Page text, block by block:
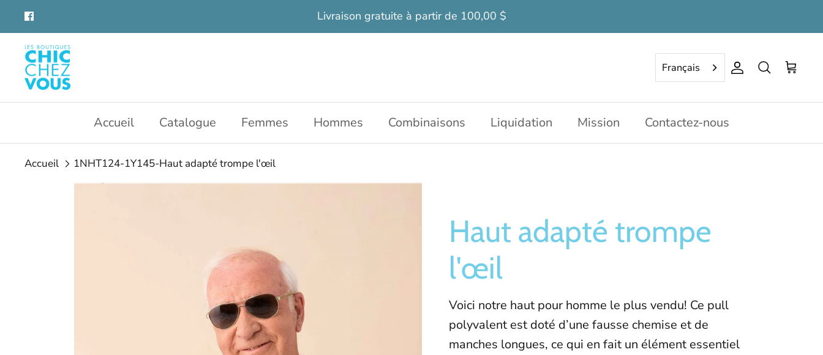
Aller
contenu
Livraison gratuite à partir de 100,00 $
Français Compte
Rechercher
Panier
Accueil Catalogue Femmes Hommes Combinaisons Liquidation Mission Contactez-nous
Accueil 1NHT124-1Y145-Haut adapté trompe l'œil
Haut adapté trompe
l'œil
Voici notre haut pour homme le plus vendu! Ce pull
polyvalent est doté d’une fausse chemise et de
manches longues, ce qui en fait un élément essentiel